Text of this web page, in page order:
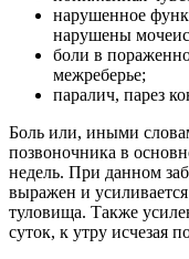
нарушенное
нарушены
боли в
межреберье;
паралич, парез
Боль или, иными
позвоночника в
недель. При данном
выражен и
туловища. Также
суток, к утру исчезая